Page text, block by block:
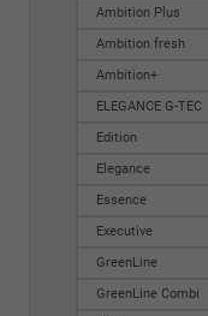
Ambition Plus
Ambition fresh
Ambition+
ELEGANCE G-TEC
Edition
Elegance
Essence
Executive
GreenLine
GreenLine Combi